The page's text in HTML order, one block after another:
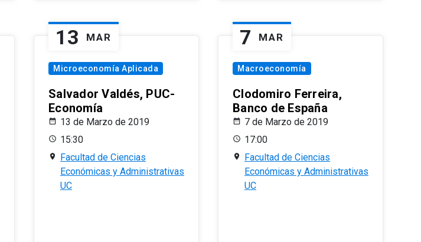
13 MAR
Microeconomía Aplicada
Salvador Valdés, PUC-
Economía
13 de Marzo de 2019
15:30
Facultad de Ciencias
Económicas y Administrativas
UC
7 MAR
Macroeconomía
Clodomiro Ferreira,
Banco de España
7 de Marzo de 2019
17:00
Facultad de Ciencias
Económicas y Administrativas
UC